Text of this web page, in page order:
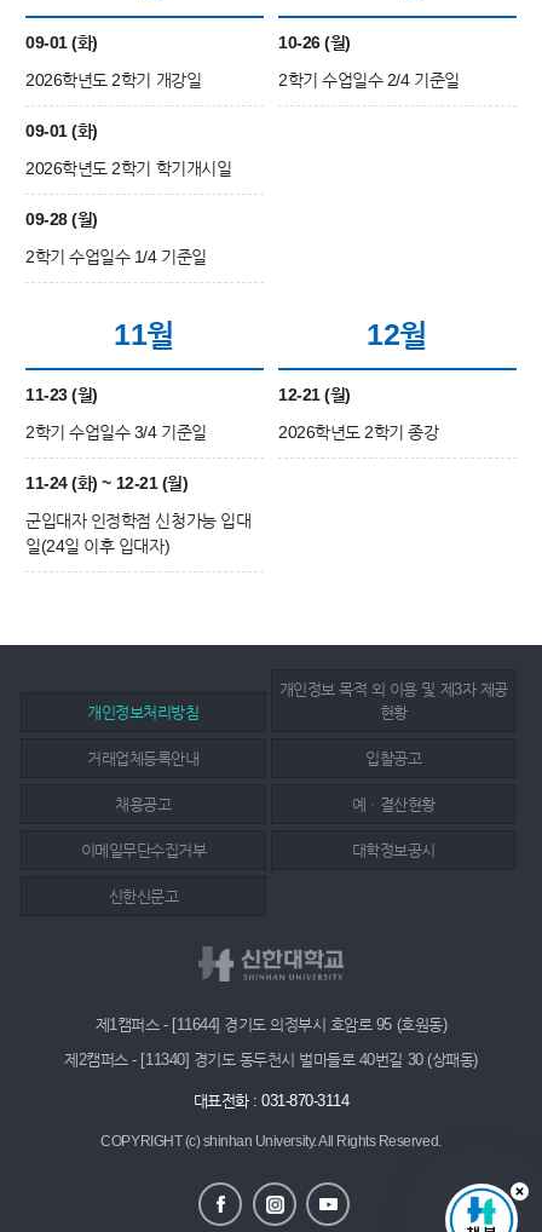
09-01 (화)
2026학년도 2학기 개강일
09-01 (화)
2026학년도 2학기 학기개시일
09-28 (월)
2학기 수업일수 1/4 기준일
10-26 (월)
2학기 수업일수 2/4 기준일
11월
11-23 (월)
2학기 수업일수 3/4 기준일
11-24 (화) ~ 12-21 (월)
군입대자 인정학점 신청가능 입대
일(24일 이후 입대자)
12월
12-21 (월)
2026학년도 2학기 종강
개인정보처리방침
개인정보 목적 외 이용 및 제3자 제공
현황
거래업체등록안내 입찰공고
채용공고 예ㆍ결산현황
이메일무단수집거부 대학정보공시
신한신문고
제1캠퍼스 - [11644] 경기도 의정부시 호암로 95 (호원동)
제2캠퍼스 - [11340] 경기도 동두천시 벌마들로 40번길 30 (상패동)
대표전화 : 031-870-3114
COPYRIGHT (c) shinhan University.All Rights Reserved.